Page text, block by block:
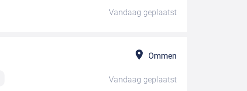
Vandaag geplaatst
Ommen
Vandaag geplaatst